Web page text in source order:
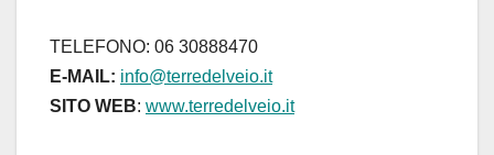
TELEFONO: 06 30888470
E-MAIL: info@terredelveio.it
SITO WEB: www.terredelveio.it